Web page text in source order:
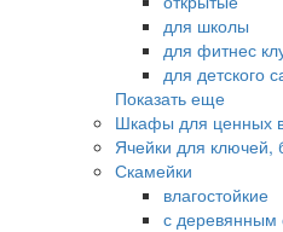
для школы
для фитнес
для детского
Показать еще
Шкафы для ценных
Ячейки для ключей,
Скамейки
влагостойкие
с деревянным